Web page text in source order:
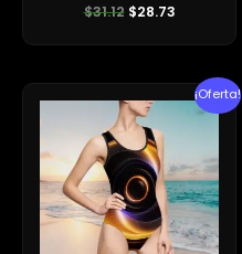
Valorado
con
de
$31.12 $28.73
¡Oferta!
precio
original
era:
$49.50.
precio
actual
$32.33.